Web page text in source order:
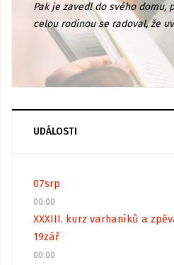
Pak je zavedl do svého domu,
celou rodinou se radoval, že
UDÁLOSTI
07srp
00:00
XXXIII. kurz varhaníků a
19zář
00:00